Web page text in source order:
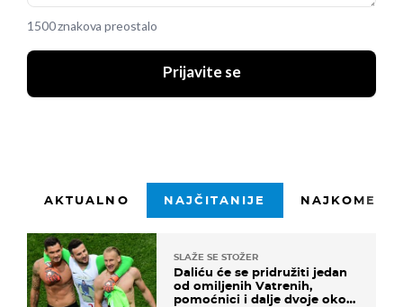
1500 znakova preostalo
Prijavite se
AKTUALNO NAJČITANIJE
SLAŽE SE STOŽER
Daliću će se pridružiti jedan
od omiljenih Vatrenih,
pomoćnici i dalje dvoje oko